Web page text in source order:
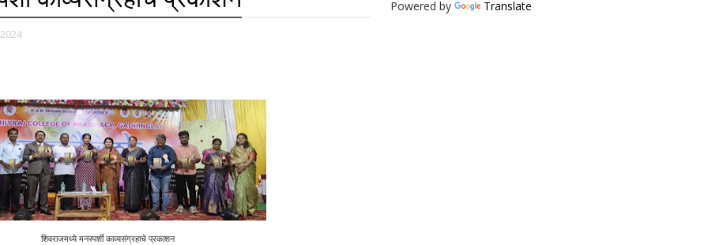
शिवराजमध्ये मनस्पर्शी काव्यसंग्रहाचे प्रकाशन
Powered by Translate